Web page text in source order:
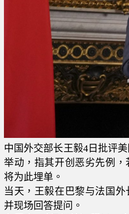
中国外交部长王毅4日批评
举动，指其开创恶劣先例
将为此埋单。
当天，王毅在巴黎与法国
并现场回答提问。